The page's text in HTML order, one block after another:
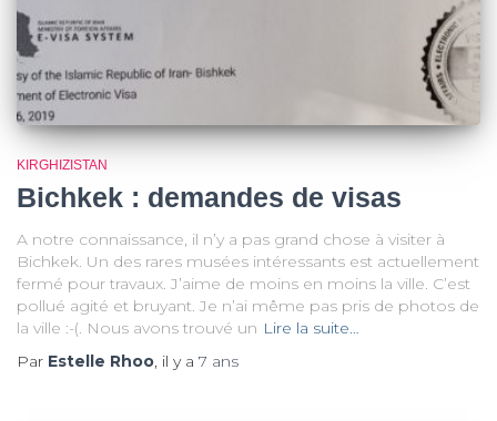
KIRGHIZISTAN
Bichkek : demandes de visas
A notre connaissance, il n’y a pas grand chose à visiter à
Bichkek. Un des rares musées intéressants est actuellement
fermé pour travaux. J’aime de moins en moins la ville. C’est
pollué agité et bruyant. Je n’ai même pas pris de photos de
la ville :-(. Nous avons trouvé un Lire la suite…
Par Estelle Rhoo, il y a 7 ans